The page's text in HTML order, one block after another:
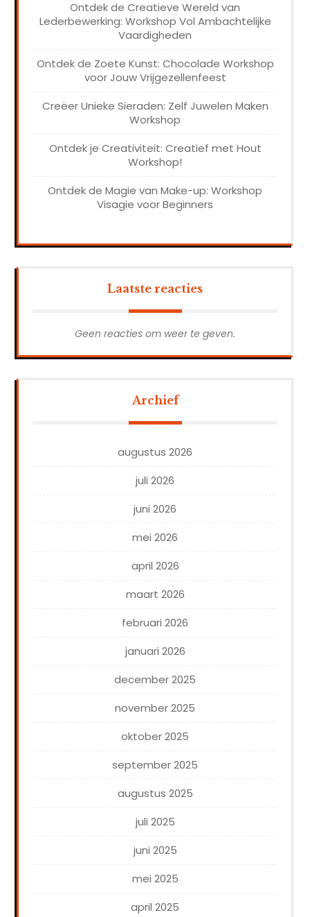
Ontdek de Creatieve Wereld van
Lederbewerking: Workshop Vol Ambachtelijke
Vaardigheden
Ontdek de Zoete Kunst: Chocolade Workshop
voor Jouw Vrijgezellenfeest
Creëer Unieke Sieraden: Zelf Juwelen Maken
Workshop
Ontdek je Creativiteit: Creatief met Hout
Workshop!
Ontdek de Magie van Make-up: Workshop
Visagie voor Beginners
Laatste reacties
Geen reacties om weer te geven.
Archief
augustus 2026
juli 2026
juni 2026
mei 2026
april 2026
maart 2026
februari 2026
januari 2026
december 2025
november 2025
oktober 2025
september 2025
augustus 2025
juli 2025
juni 2025
mei 2025
april 2025